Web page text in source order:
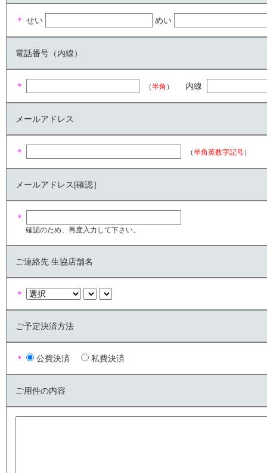
＊ せい めい
電話番号（内線）
＊ （半角 ） 内線
メールアドレス
＊ （半角英数字記号）
メールアドレス[確認］
＊
確認のため、再度入力して下さい。
ご連絡先 生協店舗名
＊
ご予定決済方法
＊ 公費決済 私費決済
ご用件の内容